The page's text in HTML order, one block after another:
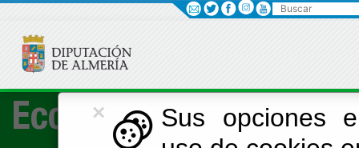
×
Sus opciones
Economía
Buscar